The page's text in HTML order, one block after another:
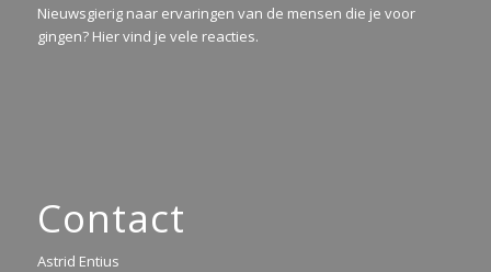
Nieuwsgierig naar ervaringen van de mensen die je voor
gingen? Hier vind je vele reacties.
Contact
Astrid Entius